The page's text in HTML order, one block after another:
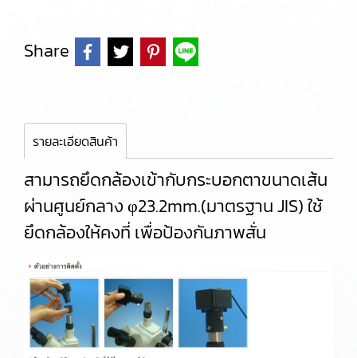
Share
รายละเอียดสินค้า
สามารถยึดกล้องเข้ากับกระบอกตาขนาดเส้น
ผ่านศูนย์กลาง φ23.2mm.(มาตรฐาน JIS) ใช้
ยึดกล้องให้คงที่ เพื่อป้องกันภาพสั่น